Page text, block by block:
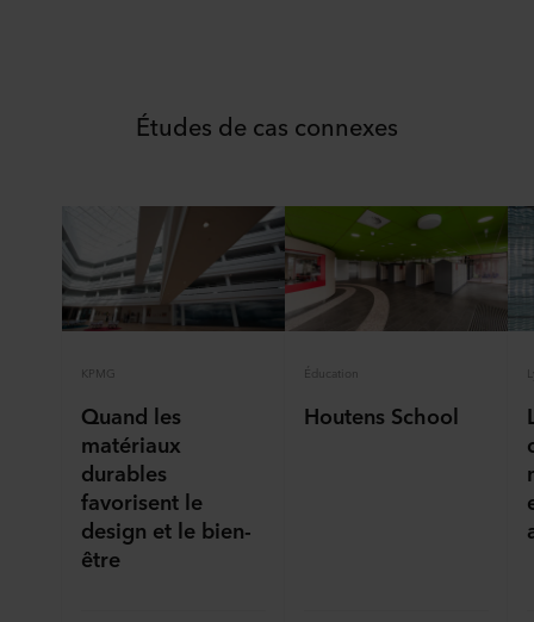
Études de cas connexes
KPMG
Quand les
matériaux
durables
favorisent le
design et le bien-
être
Éducation
Houtens School